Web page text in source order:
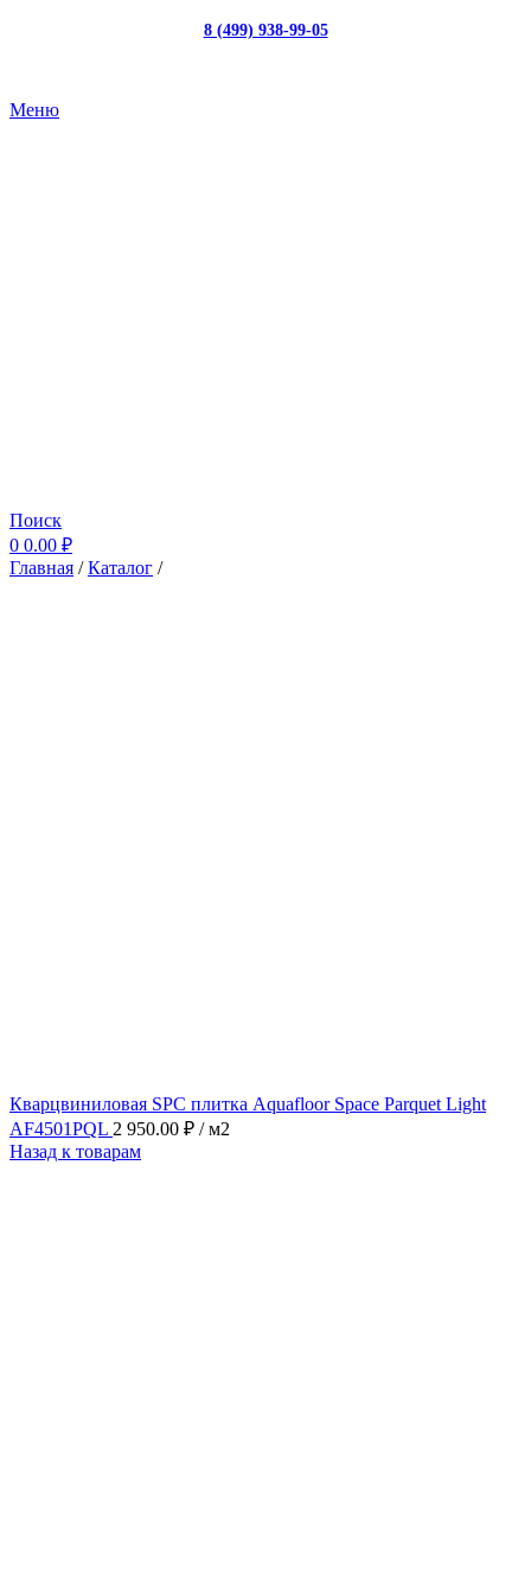
8 (499) 938-99-05
Меню
Поиск
0 0.00 ₽
Главная /Каталог /
Кварцвиниловая SPC плитка Aquafloor Space Parquet Light
AF4501PQL 2 950.00 ₽ / м2
Назад к товарам